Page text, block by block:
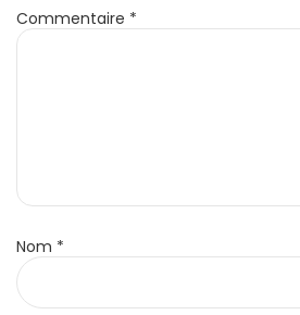
Commentaire *
Nom *